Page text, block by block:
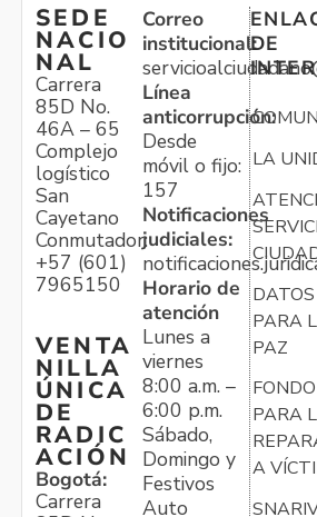
SEDE
NACIO
NAL
Carrera
85D No.
46A – 65
Complejo
logístico
San
Cayetano
Conmutador:
+57 (601)
7965150
VENTA
NILLA
ÚNICA
DE
RADIC
ACIÓN
Bogotá:
Carrera
Correo
institucional:
Línea
anticorrupción:
Desde
móvil o fijo:
157
Notificaciones
judiciales:
Horario de
atención
Lunes a
viernes
8:00 a.m. –
6:00 p.m.
Sábado,
Domingo y
Festivos
Auto
DE
LA
DATOS
PARA
PAZ
FONDO
PARA
A